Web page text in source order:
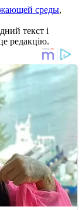
среды,
текст і
редакцію.